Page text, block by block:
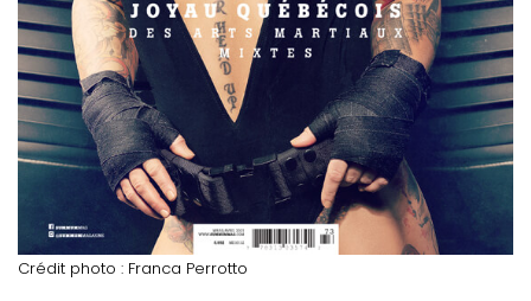
Crédit photo : Franca Perrotto